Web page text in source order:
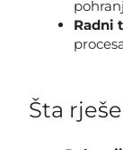
Radni
Šta